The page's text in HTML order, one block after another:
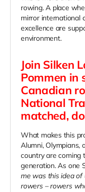
rowing. A place
mirror international
excellence are
environment.
Join Silken
Pommen in
Canadian
National
matched,
What makes this
Alumni, Olympians,
country are coming
generation. As one
me was this idea of
rowers – rowers